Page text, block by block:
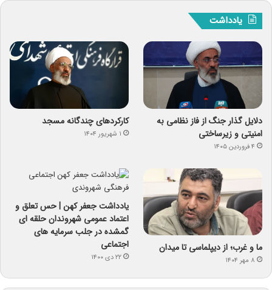
یادداشت
دلایل گذار جنگ از فاز نظامی به
امنیتی و زیرساختی
۴ فروردین ۱۴۰۵
کارکردهای چندگانه مسجد
۱ شهریور ۱۴۰۴
ما و غرب؛ از دیپلماسی تا میدان
۸ مهر ۱۴۰۴
یادداشت جعفر کهن | حس تعلق و
اعتماد عمومی شهروندان حلقه ای
گمشده در جلب سرمایه های
اجتماعی
۲۲ دی ۱۴۰۰